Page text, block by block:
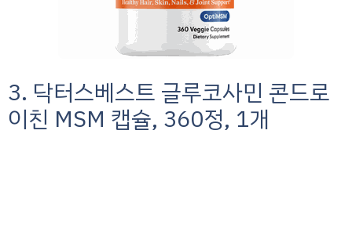
3. 닥터스베스트 글루코사민 콘드로
이친 MSM 캡슐, 360정, 1개